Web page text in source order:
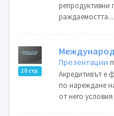
репродуктивни
раждаемостта...
10 стр.
Презентации
Акредитивът e
по нареждане
от него